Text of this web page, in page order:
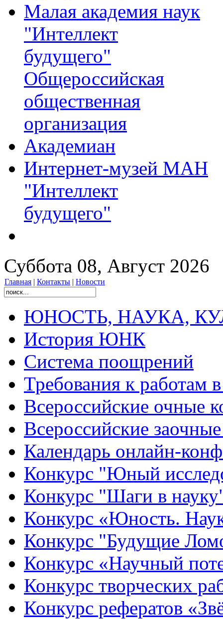
Малая академия наук
"Интеллект
будущего"
Общероссийская
общественная
организация
Академиан
Интернет-музей МАН
"Интеллект
будущего"
Суббота 08, Август 2026
Главная | Контакты | Новости
ЮНОСТЬ, НАУКА,
История ЮНК
Система поощрений
Требования к работам
Всероссийские очные
Всероссийские
Календарь онлайн-
Конкурс "Юный
Конкурс "Шаги в
Конкурс «Юность.
Конкурс "Будущие
Конкурс «Научный
Конкурс творческих
Конкурс рефератов